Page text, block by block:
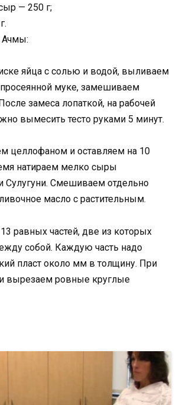
— 250 г;
Ачмы:
яйца с солью и водой, выливаем
муке, замешиваем
замеса лопаткой, на рабочей
вымесить тесто руками 5 минут.
целлофаном и оставляем на 10
натираем мелко сыры
Сулугуни. Смешиваем отдельно
масло с растительным.
равных частей, две из которых
собой. Каждую часть надо
пласт около мм в толщину. При
вырезаем ровные круглые